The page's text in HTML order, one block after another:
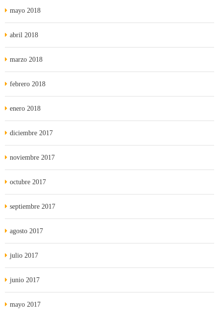
mayo 2018
abril 2018
marzo 2018
febrero 2018
enero 2018
diciembre 2017
noviembre 2017
octubre 2017
septiembre 2017
agosto 2017
julio 2017
junio 2017
mayo 2017